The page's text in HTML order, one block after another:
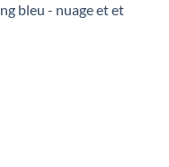
bleu - nuage et et